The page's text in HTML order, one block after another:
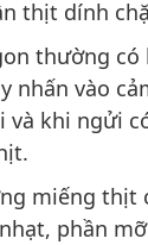
thịt dính
thường có
nhấn vào
và khi ngửi
miếng thịt
phần